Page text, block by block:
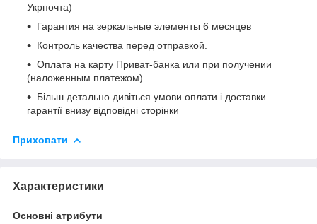
Укрпочта)
Гарантия на зеркальные элементы 6 месяцев
Контроль качества перед отправкой.
Оплата на карту Приват-банка или при получении
(наложенным платежом)
Більш детально дивіться умови оплати і доставки
гарантії внизу відповідні сторінки
Приховати
Характеристики
Основні атрибути